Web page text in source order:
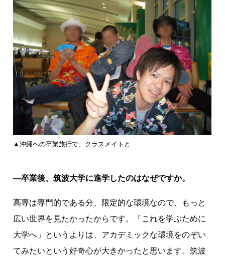
▲沖縄への卒業旅行で、クラスメイトと
―卒業後、筑波大学に進学したのはなぜですか。
高専は専門的である分、限定的な環境なので、もっと
広い世界を見たかったからです。「これを学ぶために
大学へ」というよりは、アカデミックな環境をのぞい
てみたいという好奇心が大きかったと思います。筑波